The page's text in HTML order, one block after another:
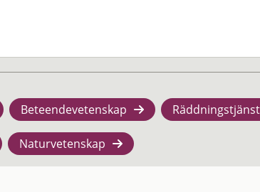
Beteendevetenskap Räddningstjänst
Naturvetenskap